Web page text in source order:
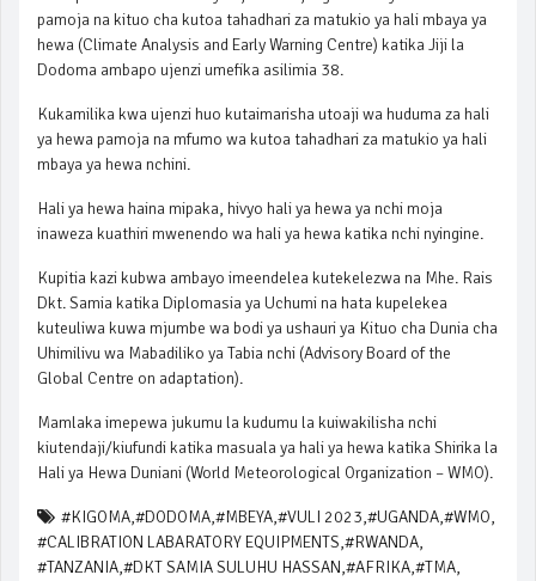
pamoja na kituo cha kutoa tahadhari za matukio ya hali mbaya ya
hewa (Climate Analysis and Early Warning Centre) katika Jiji la
Dodoma ambapo ujenzi umefika asilimia 38.
Kukamilika kwa ujenzi huo kutaimarisha utoaji wa huduma za hali
ya hewa pamoja na mfumo wa kutoa tahadhari za matukio ya hali
mbaya ya hewa nchini.
Hali ya hewa haina mipaka, hivyo hali ya hewa ya nchi moja
inaweza kuathiri mwenendo wa hali ya hewa katika nchi nyingine.
Kupitia kazi kubwa ambayo imeendelea kutekelezwa na Mhe. Rais
Dkt. Samia katika Diplomasia ya Uchumi na hata kupelekea
kuteuliwa kuwa mjumbe wa bodi ya ushauri ya Kituo cha Dunia cha
Uhimilivu wa Mabadiliko ya Tabia nchi (Advisory Board of the
Global Centre on adaptation).
Mamlaka imepewa jukumu la kudumu la kuiwakilisha nchi
kiutendaji/kiufundi katika masuala ya hali ya hewa katika Shirika la
Hali ya Hewa Duniani (World Meteorological Organization – WMO).
#KIGOMA,#DODOMA,#MBEYA,#VULI 2023,#UGANDA,#WMO,
#CALIBRATION LABARATORY EQUIPMENTS,#RWANDA,
#TANZANIA,#DKT SAMIA SULUHU HASSAN,#AFRIKA,#TMA,